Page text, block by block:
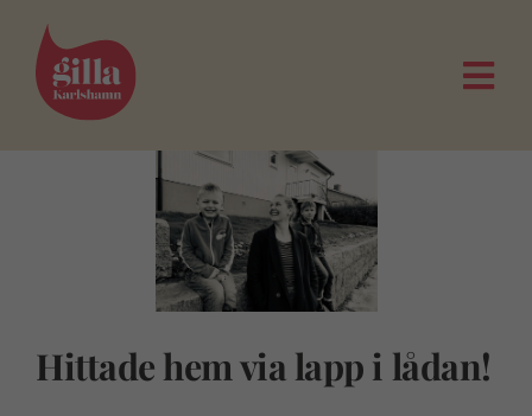
innehållet
Hittade hem via lapp i lådan!